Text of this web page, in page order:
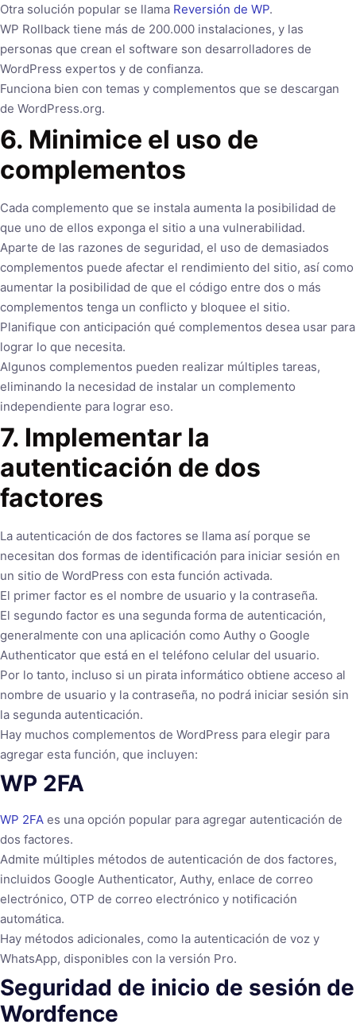
Otra solución popular se llama Reversión de WP.
WP Rollback tiene más de 200.000 instalaciones, y las
personas que crean el software son desarrolladores de
WordPress expertos y de confianza.
Funciona bien con temas y complementos que se descargan
de WordPress.org.
6. Minimice el uso de
complementos
Cada complemento que se instala aumenta la posibilidad de
que uno de ellos exponga el sitio a una vulnerabilidad.
Aparte de las razones de seguridad, el uso de demasiados
complementos puede afectar el rendimiento del sitio, así como
aumentar la posibilidad de que el código entre dos o más
complementos tenga un conflicto y bloquee el sitio.
Planifique con anticipación qué complementos desea usar para
lograr lo que necesita.
Algunos complementos pueden realizar múltiples tareas,
eliminando la necesidad de instalar un complemento
independiente para lograr eso.
7. Implementar la
autenticación de dos
factores
La autenticación de dos factores se llama así porque se
necesitan dos formas de identificación para iniciar sesión en
un sitio de WordPress con esta función activada.
El primer factor es el nombre de usuario y la contraseña.
El segundo factor es una segunda forma de autenticación,
generalmente con una aplicación como Authy o Google
Authenticator que está en el teléfono celular del usuario.
Por lo tanto, incluso si un pirata informático obtiene acceso al
nombre de usuario y la contraseña, no podrá iniciar sesión sin
la segunda autenticación.
Hay muchos complementos de WordPress para elegir para
agregar esta función, que incluyen:
WP 2FA
WP 2FA es una opción popular para agregar autenticación de
dos factores.
Admite múltiples métodos de autenticación de dos factores,
incluidos Google Authenticator, Authy, enlace de correo
electrónico, OTP de correo electrónico y notificación
automática.
Hay métodos adicionales, como la autenticación de voz y
WhatsApp, disponibles con la versión Pro.
Seguridad de inicio de sesión de
Wordfence